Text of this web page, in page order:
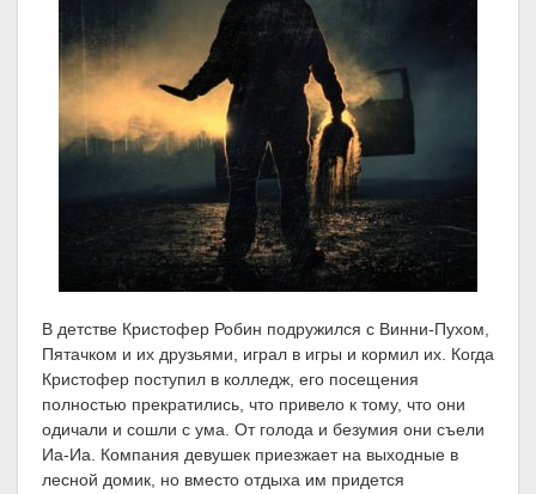
В детстве Кристофер Робин подружился с Винни-Пухом,
Пятачком и их друзьями, играл в игры и кормил их. Когда
Кристофер поступил в колледж, его посещения
полностью прекратились, что привело к тому, что они
одичали и сошли с ума. От голода и безумия они съели
Иа-Иа. Компания девушек приезжает на выходные в
лесной домик, но вместо отдыха им придется